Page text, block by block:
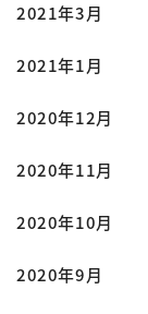
2021年3月
2021年1月
2020年12月
2020年11月
2020年10月
2020年9月